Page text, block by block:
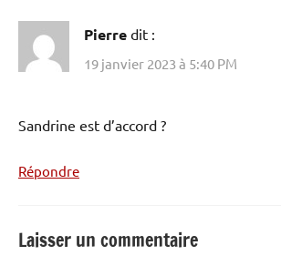
Pierre dit :
19 janvier 2023 à 5:40 PM
Sandrine est d’accord ?
Répondre
Laisser un commentaire